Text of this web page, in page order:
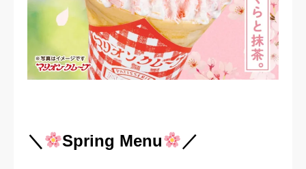
＼ Spring Menu ／